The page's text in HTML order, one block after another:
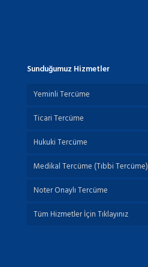
Sunduğumuz Hizmetler
Yeminli Tercüme
Ticari Tercüme
Hukuki Tercüme
Medikal Tercüme (Tıbbi Tercüme)
Noter Onaylı Tercüme
Tüm Hizmetler İçin Tıklayınız